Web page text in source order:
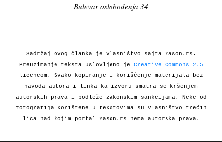
Bulevar oslobođenja 34
Sadržaj ovog članka je vlasništvo sajta Yason.rs.
Preuzimanje teksta uslovljeno je Creative Commons 2.5
licencom. Svako kopiranje i korišćenje materijala bez
navoda autora i linka ka izvoru smatra se kršenjem
autorskih prava i podleže zakonskim sankcijama. Neke od
fotografija korištene u tekstovima su vlasništvo trećih
lica nad kojim portal Yason.rs nema autorska prava.